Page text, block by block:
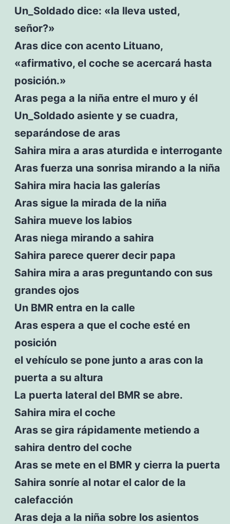
Un_Soldado dice: «la lleva usted,
señor?»
Aras dice con acento Lituano,
«afirmativo, el coche se acercará hasta
posición.»
Aras pega a la niña entre el muro y él
Un_Soldado asiente y se cuadra,
separándose de aras
Sahira mira a aras aturdida e interrogante
Aras fuerza una sonrisa mirando a la niña
Sahira mira hacia las galerías
Aras sigue la mirada de la niña
Sahira mueve los labios
Aras niega mirando a sahira
Sahira parece querer decir papa
Sahira mira a aras preguntando con sus
grandes ojos
Un BMR entra en la calle
Aras espera a que el coche esté en
posición
el vehículo se pone junto a aras con la
puerta a su altura
La puerta lateral del BMR se abre.
Sahira mira el coche
Aras se gira rápidamente metiendo a
sahira dentro del coche
Aras se mete en el BMR y cierra la puerta
Sahira sonríe al notar el calor de la
calefacción
Aras deja a la niña sobre los asientos